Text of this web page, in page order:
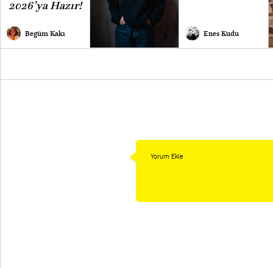
2026’ya Hazır!
Begüm Kakı Enes Kudu